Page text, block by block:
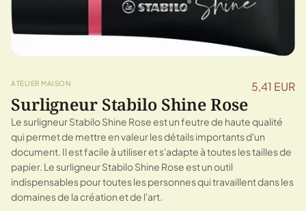
ATELIER MAISON 5,41 EUR
Surligneur Stabilo Shine Rose
Le surligneur Stabilo Shine Rose est un feutre de haute qualité
qui permet de mettre en valeur les détails importants d'un
document. Il est facile à utiliser et s'adapte à toutes les tailles de
papier. Le surligneur Stabilo Shine Rose est un outil
indispensables pour toutes les personnes qui travaillent dans les
domaines de la création et de l'art.